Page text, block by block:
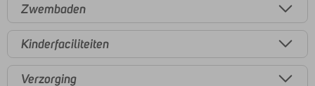
Zwembaden
Kinderfaciliteiten
Verzorging